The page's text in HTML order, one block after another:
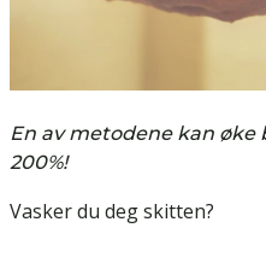
En av metodene kan
200%!
Vasker du deg skitten?